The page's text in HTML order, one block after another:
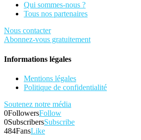
Qui sommes-nous ?
Tous nos partenaires
Nous contacter
Abonnez-vous gratuitement
Informations légales
Mentions légales
Politique de confidentialité
Soutenez notre média
0FollowersFollow
0SubscribersSubscribe
484FansLike